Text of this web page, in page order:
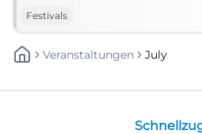
Festivals
Veranstaltungen July